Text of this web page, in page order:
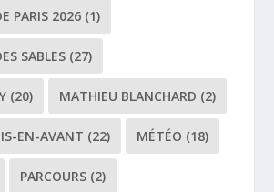
PARIS 2026 (1)
SABLES (27)
(20) MATHIEU BLANCHARD (2)
EN-AVANT (22) MÉTÉO (18)
PARCOURS (2)